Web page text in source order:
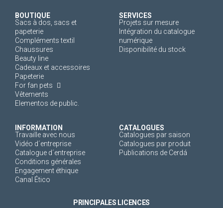
BOUTIQUE
Sacs à dos, sacs et
papeterie
Compléments textil
Chaussures
Beauty line
Cadeaux et accessoires
Papeterie
For fan pets
Vêtements
Elementos de public.
SERVICES
Projets sur mesure
Intégration du catalogue
numérique
Disponibilité du stock
INFORMATION
Travaille avec nous
Vidéo d´entreprise
Catalogue d´entreprise
Conditions générales
Engagement éthique
Canal Ético
CATALOGUES
Catalogues par saison
Catalogues par produit
Publications de Cerdá
PRINCIPALES LICENCES